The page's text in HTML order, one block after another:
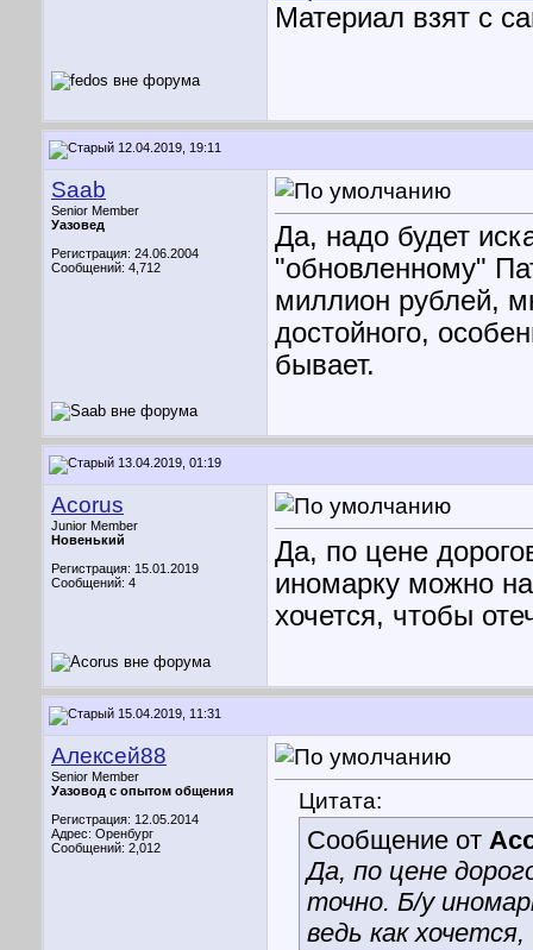
Материал взят с
12.04.2019, 19:11
Saab
Senior Member
Уазовед
Регистрация: 24.06.2004
Сообщений: 4,712
Да, надо будет
"обновленному"
миллион рублей,
достойного,
бывает.
13.04.2019, 01:19
Acorus
Junior Member
Новенький
Регистрация: 15.01.2019
Сообщений: 4
Да, по цене
иномарку можно
хочется, чтобы
15.04.2019, 11:31
Алексей88
Senior Member
Уазовод с опытом общения
Регистрация: 12.05.2014
Адрес: Оренбург
Сообщений: 2,012
Цитата:
Сообщение от
Да, по цене
точно. Б/у
ведь как